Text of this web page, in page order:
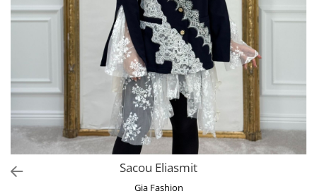
Bluze
Veste
Sacouri
Tricouri
Traditional
Sacou Eliasmit
Gia Fashion